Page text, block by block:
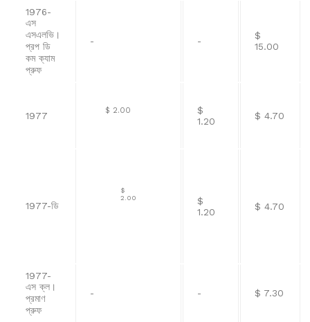
1976-
এস
এসএলভি।
প্রপ ডি
কম ক্যাম
প্রুফ
- -
$
15.00
1977
$ 2.00
$
1.20
$ 4.70
1977-ডি
$
2.00
$
1.20
$ 4.70
1977-
এস ক্ল।
প্রমাণ
প্রুফ
- - $ 7.30